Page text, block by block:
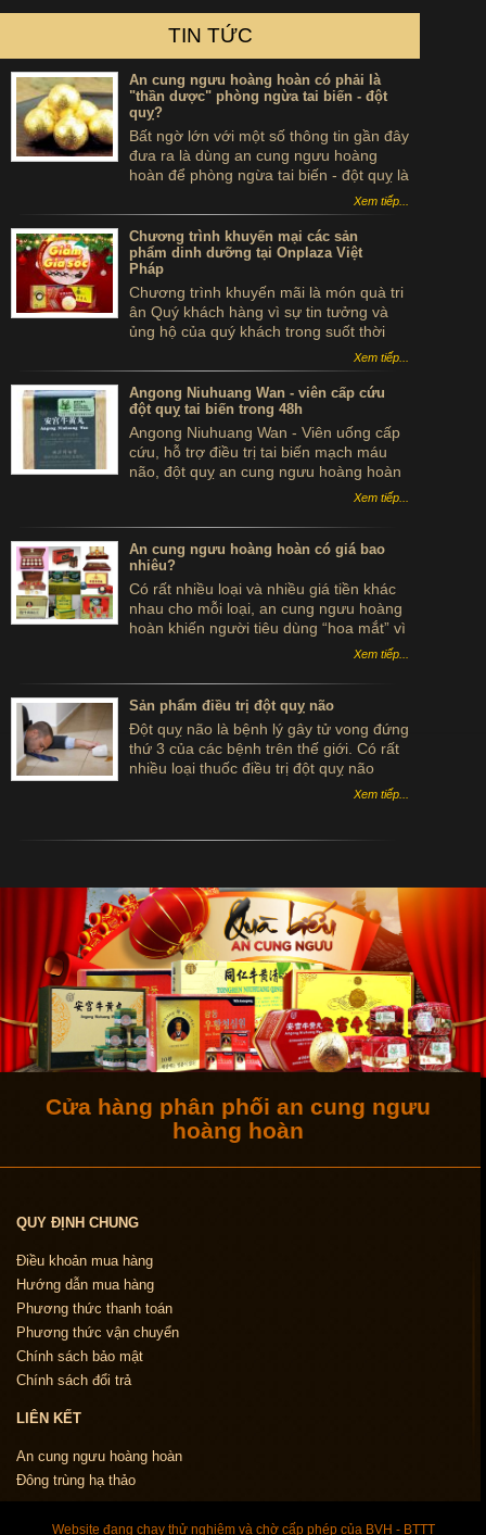
TIN TỨC
An cung ngưu hoàng hoàn có phải là
"thần dược" phòng ngừa tai biến - đột
quỵ?
Bất ngờ lớn với một số thông tin gần đây
đưa ra là dùng an cung ngưu hoàng
hoàn để phòng ngừa tai biến - đột quỵ là
...tự sát. Thực hư sản phẩm này ra sao,
có thể dùng để phòng tai biến - đột quỵ
không?
Xem tiếp...
Chương trình khuyến mại các sản
phẩm dinh dưỡng tại Onplaza Việt
Pháp
Chương trình khuyến mãi là món quà tri
ân Quý khách hàng vì sự tin tưởng và
ủng hộ của quý khách trong suốt thời
Xem tiếp...
Angong Niuhuang Wan - viên cấp cứu
đột quỵ tai biến trong 48h
Angong Niuhuang Wan - Viên uống cấp
cứu, hỗ trợ điều trị tai biến mạch máu
não, đột quỵ an cung ngưu hoàng hoàn
hộp gỗ màu xanh bắc kinh đồng nhân
Xem tiếp...
An cung ngưu hoàng hoàn có giá bao
nhiêu?
Có rất nhiều loại và nhiều giá tiền khác
nhau cho mỗi loại, an cung ngưu hoàng
hoàn khiến người tiêu dùng “hoa mắt” vì
không biết đâu mới là giá tốt cho sản
hỏi khách hàng phải khá cẩn thận khi
chọn lựa sản phẩm.
Xem tiếp...
Sản phẩm điều trị đột quỵ não
Đột quỵ não là bệnh lý gây tử vong đứng
thứ 3 của các bệnh trên thế giới. Có rất
nhiều loại thuốc điều trị đột quỵ não
Đông y đang được dùng trong việc chữa
Xem tiếp...
Cửa hàng phân phối an cung ngưu
hoàng hoàn
QUY ĐỊNH CHUNG
Điều khoản mua hàng
Hướng dẫn mua hàng
Phương thức thanh toán
Phương thức vận chuyển
Chính sách bảo mật
Chính sách đổi trả
LIÊN KẾT
An cung ngưu hoàng hoàn
Đông trùng hạ thảo
Website đang chạy thử nghiệm và chờ cấp phép của BVH - BTTT